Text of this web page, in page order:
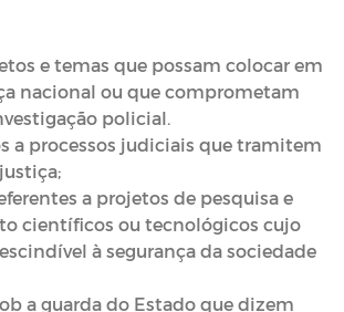
e temas que possam colocar em
nacional ou que comprometam
policial.
a processos judiciais que tramitem
a projetos de pesquisa e
científicos ou tecnológicos cujo
à segurança da sociedade
a guarda do Estado que dizem